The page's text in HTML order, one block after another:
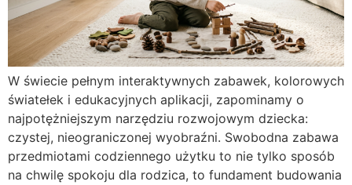
W świecie pełnym interaktywnych zabawek, kolorowych
światełek i edukacyjnych aplikacji, zapominamy o
najpotężniejszym narzędziu rozwojowym dziecka:
czystej, nieograniczonej wyobraźni. Swobodna zabawa
przedmiotami codziennego użytku to nie tylko sposób
na chwilę spokoju dla rodzica, to fundament budowania